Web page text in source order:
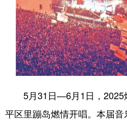
健康 军事
图片 中央文件
食品 人居
溯源中国 城市
会展 彩票
悦读 公益
5月31日—6月1日，2025
平区里蹦岛燃情开唱。本届